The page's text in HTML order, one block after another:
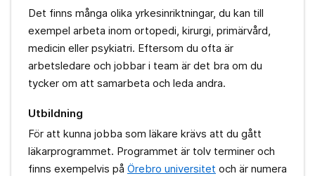
Det finns många olika yrkesinriktningar, du kan till
exempel arbeta inom ortopedi, kirurgi, primärvård,
medicin eller psykiatri. Eftersom du ofta är
arbetsledare och jobbar i team är det bra om du
tycker om att samarbeta och leda andra.
Utbildning
För att kunna jobba som läkare krävs att du gått
läkarprogrammet. Programmet är tolv terminer och
finns exempelvis på Örebro universitet och är numera